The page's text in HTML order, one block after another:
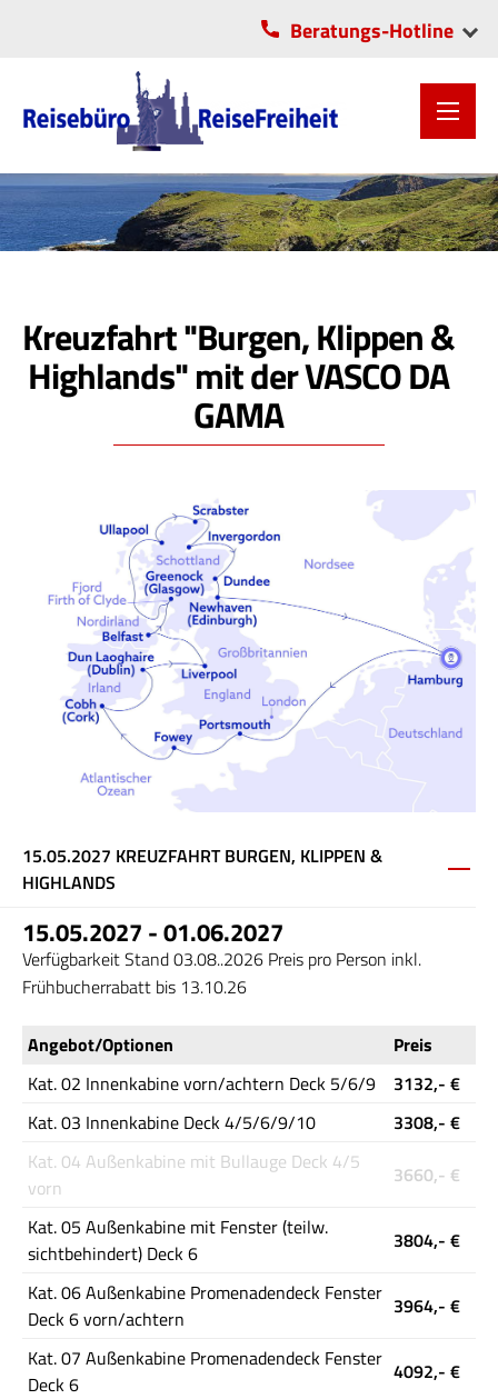
Beratungs-Hotline
VITA-Center Chemnitz
0371/2806055
OLI-Park Lichtenau
037208/5706
Kreuzfahrt "Burgen, Klippen &
Highlands" mit der VASCO DA
GAMA
15.05.2027 KREUZFAHRT BURGEN, KLIPPEN &
HIGHLANDS
15.05.2027 - 01.06.2027
Verfügbarkeit Stand 03.08..2026 Preis pro Person inkl.
Frühbucherrabatt bis 13.10.26
Angebot/Optionen
Preis
Kat. 02 Innenkabine vorn/achtern Deck 5/6/9
3132,- €
Kat. 03 Innenkabine Deck 4/5/6/9/10
3308,- €
Kat. 04 Außenkabine mit Bullauge Deck 4/5
vorn
3660,- €
Kat. 05 Außenkabine mit Fenster (teilw.
sichtbehindert) Deck 6
3804,- €
Kat. 06 Außenkabine Promenadendeck Fenster
Deck 6 vorn/achtern
3964,- €
Kat. 07 Außenkabine Promenadendeck Fenster
Deck 6
4092,- €